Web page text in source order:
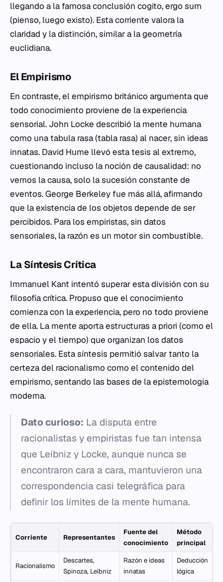
llegando a la famosa conclusión cogito, ergo sum
(pienso, luego existo). Esta corriente valora la
claridad y la distinción, similar a la geometría
euclidiana.
El Empirismo
En contraste, el empirismo británico argumenta que
todo conocimiento proviene de la experiencia
sensorial. John Locke describió la mente humana
como una tabula rasa(tabla rasa) al nacer, sin ideas
innatas. David Hume llevó esta tesis al extremo,
cuestionando incluso la noción de causalidad: no
vemos la causa, solo la sucesión constante de
eventos. George Berkeley fue más allá, afirmando
que la existencia de los objetos depende de ser
percibidos. Para los empiristas, sin datos
sensoriales, la razón es un motor sin combustible.
La Síntesis Crítica
Immanuel Kant intentó superar esta división con su
filosofía crítica. Propuso que el conocimiento
comienza con la experiencia, pero no todo proviene
de ella. La mente aporta estructuras a priori (como el
espacio y el tiempo) que organizan los datos
sensoriales. Esta síntesis permitió salvar tanto la
certeza del racionalismo como el contenido del
empirismo, sentando las bases de la epistemología
moderna.
Dato curioso: La disputa entre
racionalistas y empiristas fue tan intensa
que Leibniz y Locke, aunque nunca se
encontraron cara a cara, mantuvieron una
correspondencia casi telegráfica para
definir los límites de la mente humana.
Corriente Representantes
Fuente del
conocimiento
Método
principal
Racionalismo
Descartes,
Spinoza, Leibniz
Razón e ideas
innatas
Deducción
lógica